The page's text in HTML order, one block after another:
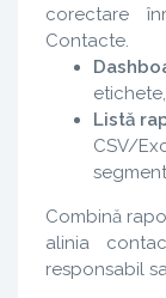
corectare
Contacte.
Listă
CSV/
Combină
alinia
responsabil